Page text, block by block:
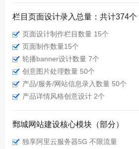
栏目页面设计录入总量：共计374个
页面设计制作栏目数量 15个
页面制作数量15个
轮播banner设计数量 7个
创意图片处理数量 50个
产品/服务/网站信息录入数量 50个
产品详情风格创意设计 2个
鄄城网站建设核心模块（部分）
独享阿里云服务器5G 不限流量